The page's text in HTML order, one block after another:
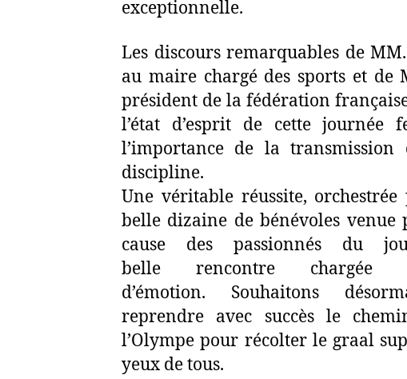
exceptionnelle.
Les discours remarquables de
au maire chargé des sports et de
président de la fédération
l’état d’esprit de cette journée
l’importance de la
discipline.
Une véritable réussite,
belle dizaine de bénévoles
cause des passionnés du
belle rencontre
d’émotion. Souhaitons
reprendre avec succès le
l’Olympe pour récolter le graal
yeux de tous.